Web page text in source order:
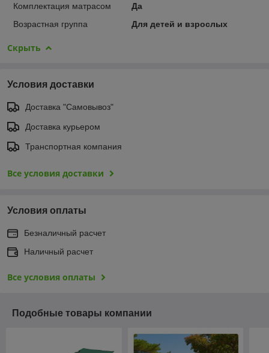
Комплектация матрасом
Да
Возрастная группа
Для детей и взрослых
Скрыть
Условия доставки
Доставка "Самовывоз"
Доставка курьером
Транспортная компания
Все условия доставки
Условия оплаты
Безналичный расчет
Наличный расчет
Все условия оплаты
Подобные товары компании